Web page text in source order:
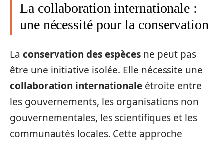
La collaboration internationale :
une nécessité pour la conservation
La conservation des espèces ne peut pas
être une initiative isolée. Elle nécessite une
collaboration internationale étroite entre
les gouvernements, les organisations non
gouvernementales, les scientifiques et les
communautés locales. Cette approche